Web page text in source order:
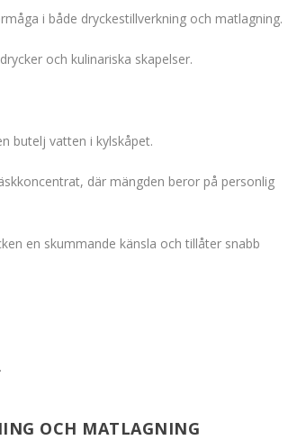
i både dryckestillverkning och matlagning.
och kulinariska skapelser.
butelj vatten i kylskåpet.
där mängden beror på personlig
en skummande känsla och tillåter snabb
OCH MATLAGNING